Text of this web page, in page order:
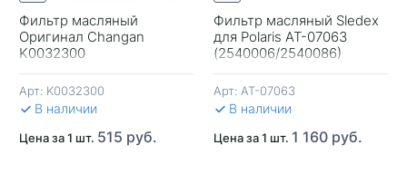
Фильтр масляный
Оригинал Changan
K0032300
CS75/CS85/CS95 (W 7030
Mann)
Арт: K0032300
В наличии
Цена за 1 шт. 515 руб.
Фильтр масляный Sledex
для Polaris AT-07063
(2540006/2540086)
Арт: AT-07063
В наличии
Цена за 1 шт. 1 160 руб.
КОРЗИНУ
+
В КОРЗИНУ